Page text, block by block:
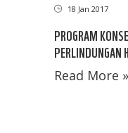
18 Jan 2017
PROGRAM
PERLINDUNGAN
Read More »